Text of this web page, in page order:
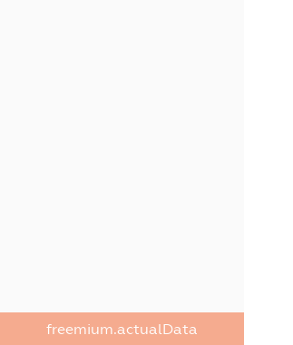
freemium.actualData